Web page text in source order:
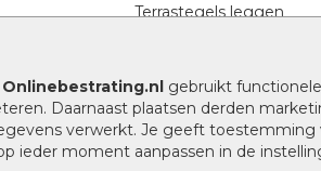
Onlinebestrating.nl gebruikt
Daarnaast plaatsen derden
verwerkt. Je geeft toestemming
ieder moment aanpassen in de
Terrastegels leggen
Legpatronen
Hoe betonstenen
Aanlegtips voor
Verschil betontegels en